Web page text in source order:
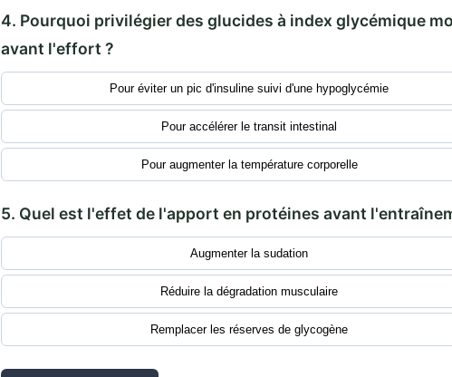
4. Pourquoi privilégier des glucides à index glycémique
avant l'effort ?
Pour éviter un pic d'insuline suivi d'une hypoglycémie
Pour accélérer le transit intestinal
Pour augmenter la température corporelle
5. Quel est l'effet de l'apport en protéines avant
Augmenter la sudation
Réduire la dégradation musculaire
Remplacer les réserves de glycogène